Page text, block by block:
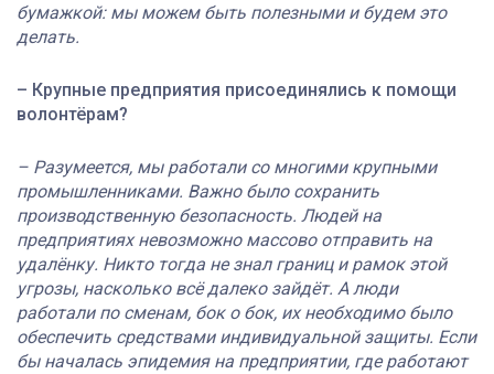
бумажкой: мы можем быть полезными и будем это
делать.
– Крупные предприятия присоединялись к помощи
волонтёрам?
– Разумеется, мы работали со многими крупными
промышленниками. Важно было сохранить
производственную безопасность. Людей на
предприятиях невозможно массово отправить на
удалёнку. Никто тогда не знал границ и рамок этой
угрозы, насколько всё далеко зайдёт. А люди
работали по сменам, бок о бок, их необходимо было
обеспечить средствами индивидуальной защиты. Если
бы началась эпидемия на предприятии, где работают